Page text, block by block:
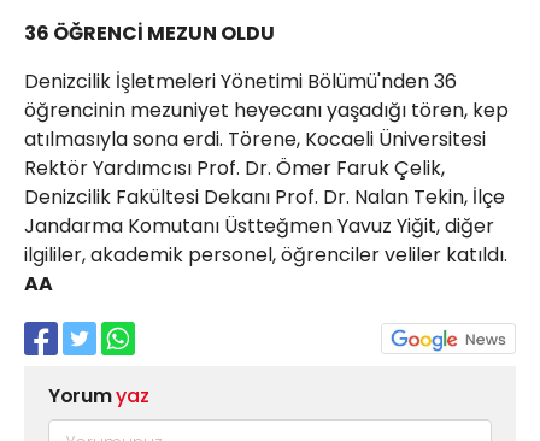
36 ÖĞRENCİ MEZUN OLDU
Denizcilik İşletmeleri Yönetimi Bölümü'nden 36
öğrencinin mezuniyet heyecanı yaşadığı tören, kep
atılmasıyla sona erdi. Törene, Kocaeli Üniversitesi
Rektör Yardımcısı Prof. Dr. Ömer Faruk Çelik,
Denizcilik Fakültesi Dekanı Prof. Dr. Nalan Tekin, İlçe
Jandarma Komutanı Üstteğmen Yavuz Yiğit, diğer
ilgililer, akademik personel, öğrenciler veliler katıldı.
AA
Yorumyaz